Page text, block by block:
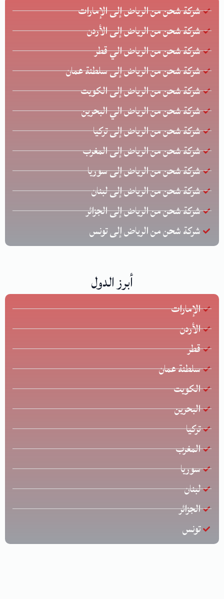
شركة شحن من الرياض إلى الإمارات
شركة شحن من الرياض إلى الأردن
شركة شحن من الرياض الي قطر
شركة شحن من الرياض إلى سلطنة عمان
شركة شحن من الرياض إلى الكويت
شركة شحن من الرياض الي البحرين
شركة شحن من الرياض إلى تركيا
شركة شحن من الرياض إلى المغرب
شركة شحن من الرياض إلى سوريا
شركة شحن من الرياض إلى لبنان
شركة شحن من الرياض إلى الجزائر
شركة شحن من الرياض إلى تونس
أبرز الدول
الإمارات
الأردن
قطر
سلطنة عمان
الكويت
البحرين
تركيا
المغرب
سوريا
لبنان
الجزائر
تونس